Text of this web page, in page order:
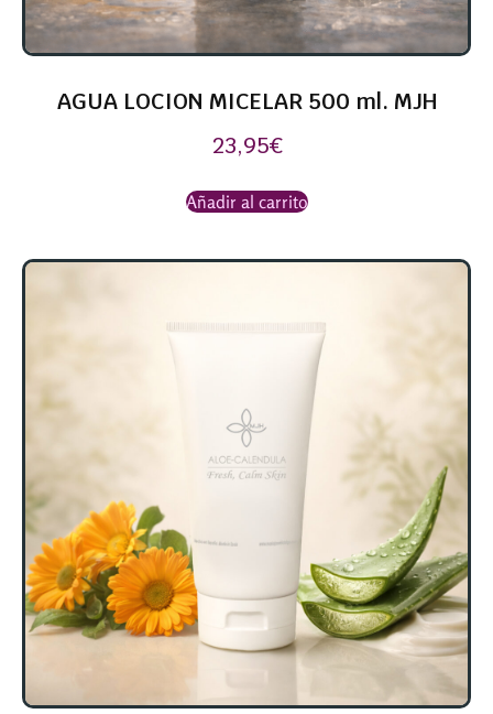
AGUA LOCION MICELAR 500 ml. MJH
23,95€
Añadir al carrito